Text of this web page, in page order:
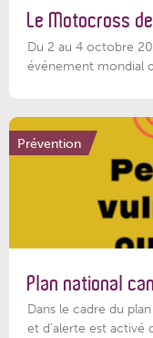
Le Motocross
Du 2 au 4 octobre
événement mondial
Prévention
Plan national
Dans le cadre du
et d’alerte est activé